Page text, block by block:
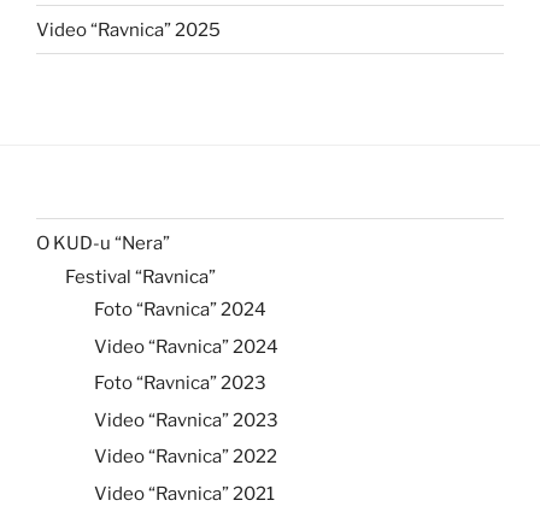
Video “Ravnica” 2025
O KUD-u “Nera”
Festival “Ravnica”
Foto “Ravnica” 2024
Video “Ravnica” 2024
Foto “Ravnica” 2023
Video “Ravnica” 2023
Video “Ravnica” 2022
Video “Ravnica” 2021